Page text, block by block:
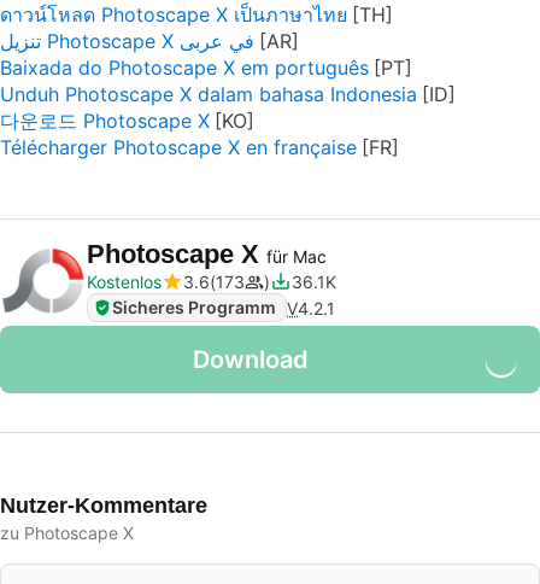
ดาวน์โหลด Photoscape X เป็นภาษาไทย
تنزيل Photoscape X في عربى
Baixada do Photoscape X em português
Unduh Photoscape X dalam bahasa Indonesia
다운로드 Photoscape X
Télécharger Photoscape X en française
Photoscape X für Mac
Kostenlos
3.6 173
36.1K
Sicheres Programm V4.2.1
Download
Nutzer-Kommentare
zu Photoscape X